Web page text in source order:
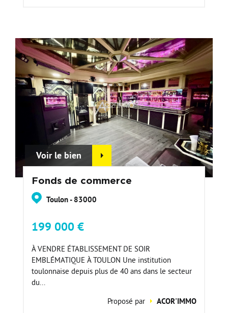
Voir le bien
Fonds de commerce
Toulon - 83000
199 000 €
À VENDRE ÉTABLISSEMENT DE SOIR
EMBLÉMATIQUE À TOULON Une institution
toulonnaise depuis plus de 40 ans dans le secteur
du...
Proposé par
ACOR'IMMO